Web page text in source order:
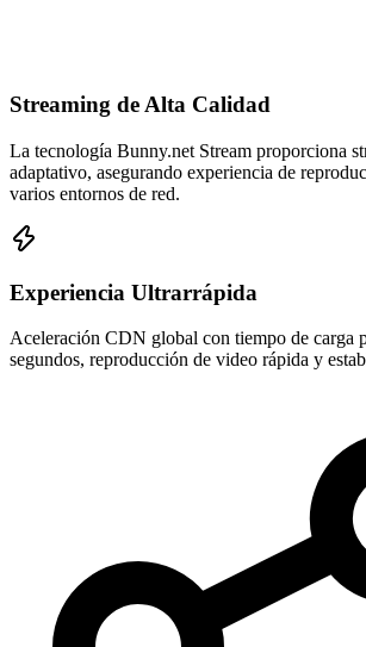
Streaming de Alta Calidad
La tecnología Bunny.net Stream proporciona
adaptativo, asegurando experiencia de
varios entornos de red.
Experiencia Ultrarrápida
Aceleración CDN global con tiempo de carga
segundos, reproducción de video rápida y